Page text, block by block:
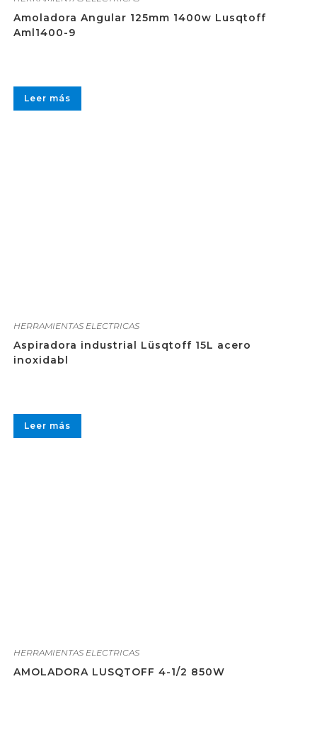
Amoladora Angular 125mm 1400w Lusqtoff
Aml1400-9
Leer más
HERRAMIENTAS ELECTRICAS
Aspiradora industrial Lüsqtoff 15L acero
inoxidabl
Leer más
HERRAMIENTAS ELECTRICAS
AMOLADORA LUSQTOFF 4-1/2 850W